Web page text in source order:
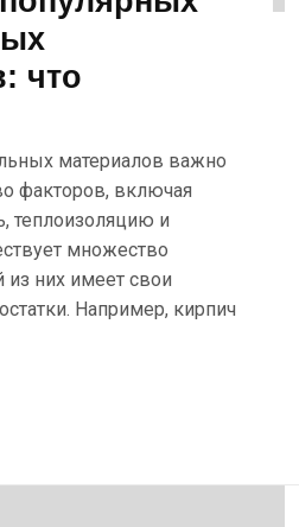
что
материалов важно
факторов, включая
теплоизоляцию и
множество
них имеет свои
Например, кирпич